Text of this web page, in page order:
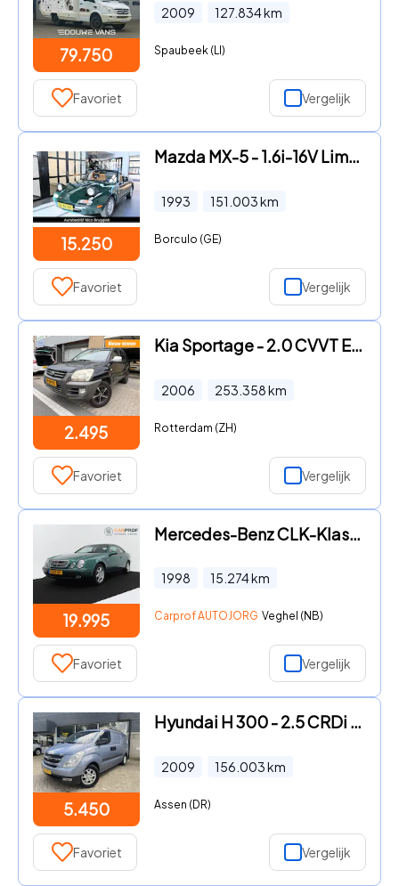
79.750
2009 127.834km
Spaubeek (LI)
Favoriet Vergelijk
15.250
Mazda MX-5 - 1.6i-16V Limited Edition Nr. 53 *Origineel NL
1993 151.003km
Borculo (GE)
Favoriet Vergelijk
2.495
Kia Sportage - 2.0 CVVT Executive CLIMA LMV PDC TREKHAAK NAP APK 1-2027
2006 253.358km
Rotterdam (ZH)
Favoriet Vergelijk
19.995
Mercedes-Benz CLK-Klasse - Coupé 200 Sport Origineel
1998 15.274km
Carprof AUTOJORG Veghel (NB)
Favoriet Vergelijk
5.450
Hyundai H 300 - 2.5 CRDi Dynamic Trekhaak/L.M. velgen/Batonplex
2009 156.003km
Assen (DR)
Favoriet Vergelijk